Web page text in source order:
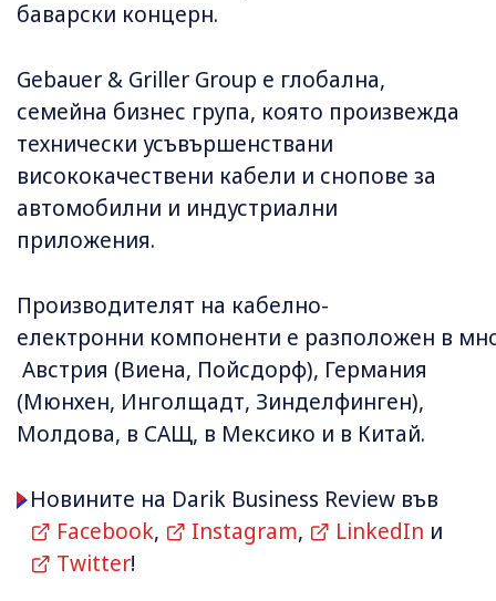
баварски концерн.
Gebauer & Griller Group е глобална,
семейна бизнес група, която произвежда
технически усъвършенствани
висококачествени кабели и снопове за
автомобилни и индустриални
приложения.
Производителят на кабелно-
електронни компоненти е разположен в
Австрия (Виена, Пойсдорф), Германия
(Мюнхен, Инголщадт, Зинделфинген),
Молдова, в САЩ, в Мексико и в Китай.
Новините на Darik Business Review във
Facebook, Instagram, LinkedIn и
Twitter!